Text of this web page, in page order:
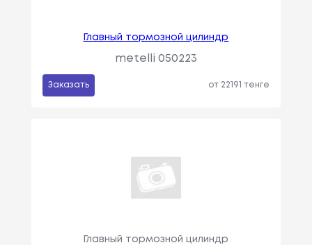
Главный тормозной цилиндр
metelli 050223
Заказать от 22191 тенге
Главный тормозной цилиндр